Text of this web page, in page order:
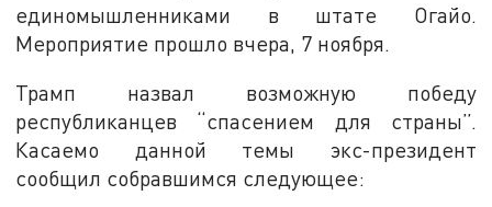
единомышленниками в штате Огайо.
Мероприятие прошло вчера, 7 ноября.
Трамп назвал возможную победу
республиканцев “спасением для страны”.
Касаемо данной темы экс-президент
сообщил собравшимся следующее: